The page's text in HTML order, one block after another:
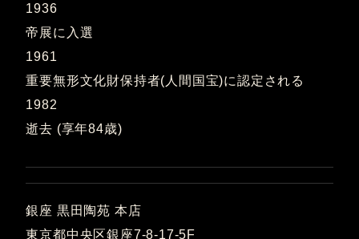
1936
帝展に入選
1961
重要無形文化財保持者(人間国宝)に認定される
1982
逝去 (享年84歳)
銀座 黒田陶苑 本店
東京都中央区銀座7-8-17-5F